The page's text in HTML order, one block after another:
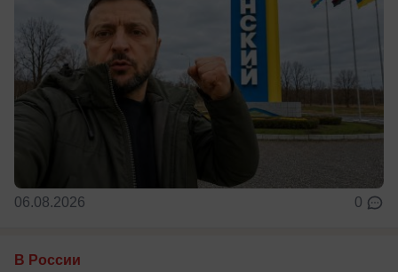
06.08.2026 0
В России